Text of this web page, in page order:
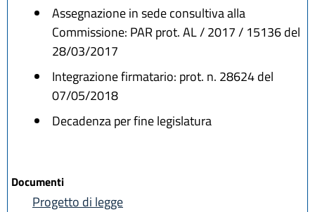
Assegnazione in sede consultiva alla
Commissione: PAR prot. AL / 2017 / 15136 del
28/03/2017
Integrazione firmatario: prot. n. 28624 del
07/05/2018
Decadenza per fine legislatura
Documenti
Progetto di legge